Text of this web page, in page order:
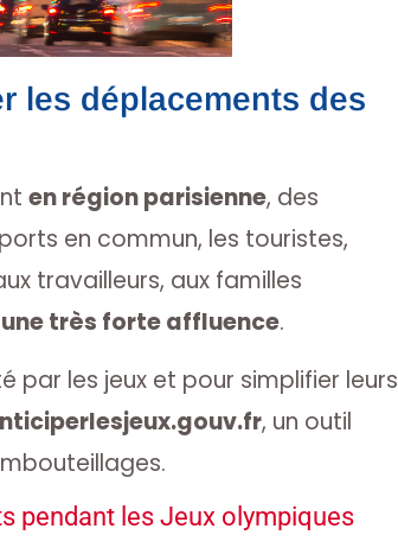
les déplacements des
en région parisienne, des
en commun, les touristes,
travailleurs, aux familles
une très forte affluence.
par les jeux et pour simplifier leurs
, un outil
pendant les Jeux olympiques